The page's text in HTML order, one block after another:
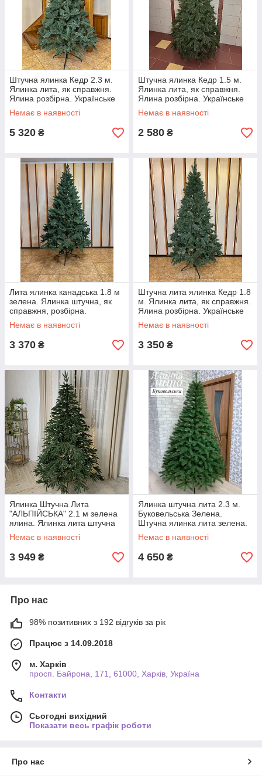
Штучна ялинка Кедр 2.3 м.
Ялинка лита, як справжня.
Ялина розбірна. Українське
виробництво
Немає в наявності
5 320 ₴
Штучна ялинка Кедр 1.5 м.
Ялинка лита, як справжня.
Ялина розбірна. Українське
виробництво
Немає в наявності
2 580 ₴
Лита ялинка канадська 1.8 м
зелена. Ялинка штучна, як
справжня, розбірна.
Українське виробництво
Немає в наявності
3 370 ₴
Штучна лита ялинка Кедр 1.8
м. Ялинка лита, як справжня.
Ялина розбірна. Українське
виробництво
Немає в наявності
3 350 ₴
Ялинка Штучна Лита
"АЛЬПІЙСЬКА" 2.1 м зелена
ялина. Ялинка лита штучна
(як справжня)
Немає в наявності
3 949 ₴
Ялинка штучна лита 2.3 м.
Буковельська Зелена.
Штучна ялинка лита зелена.
Немає в наявності
4 650 ₴
Про нас
98% позитивних з 192 відгуків за рік
Працює з 14.09.2018
м. Харків
просп. Байрона, 171, 61000, Харків, Україна
Контакти
Сьогодні вихідний
Показати весь графік роботи
Про нас